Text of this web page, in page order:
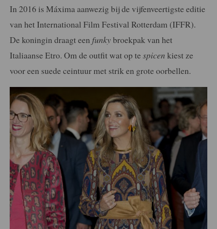
In 2016 is Máxima aanwezig bij de vijfenveertigste editie
van het International Film Festival Rotterdam (IFFR).
De koningin draagt een funkybroekpak van het
Italiaanse Etro. Om de outfit wat op te spicen kiest ze
voor een suede ceintuur met strik en grote oorbellen.